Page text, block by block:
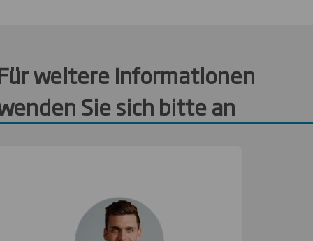
weitere Informationen
Sie sich bitte an